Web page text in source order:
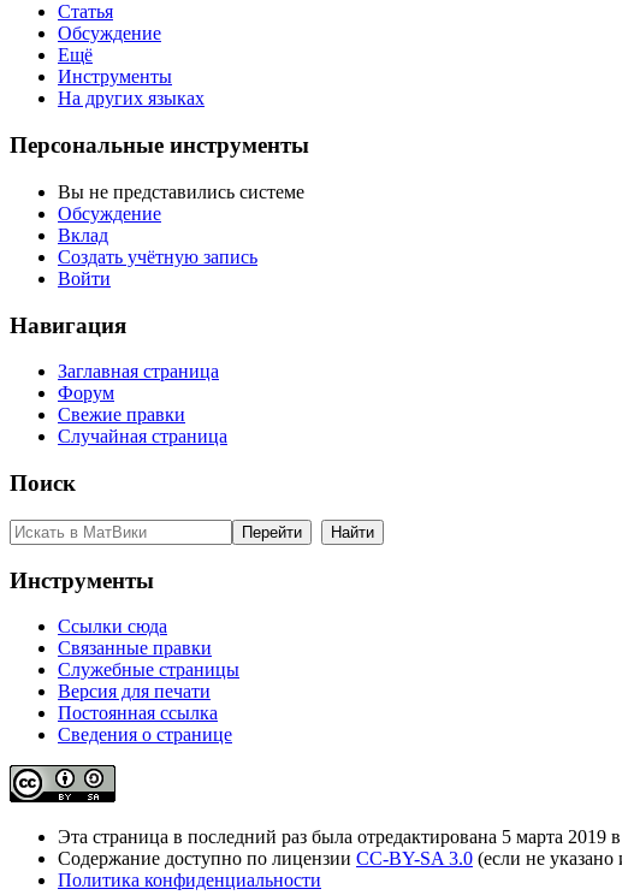
Статья
Обсуждение
Ещё
Инструменты
На других языках
Персональные инструменты
Вы не представились системе
Обсуждение
Вклад
Создать учётную запись
Войти
Навигация
Заглавная страница
Форум
Свежие правки
Случайная страница
Поиск
Инструменты
Ссылки сюда
Связанные правки
Служебные страницы
Версия для печати
Постоянная ссылка
Сведения о странице
Эта страница в последний раз была отредактирована 5 марта 2019
Содержание доступно по лицензии CC-BY-SA 3.0 (если не указано
Политика конфиденциальности